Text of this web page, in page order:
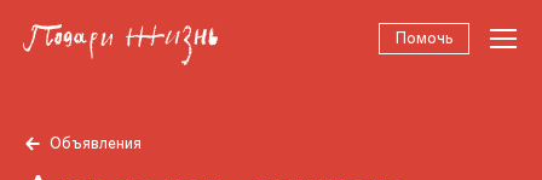
Помочь
Объявления